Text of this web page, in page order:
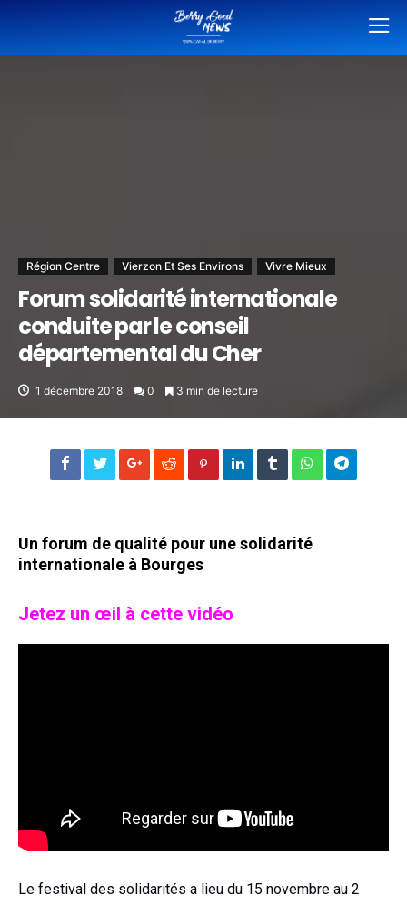
Région Centre Vierzon Et Ses Environs Vivre Mieux
Forum solidarité internationale
conduite par le conseil
départemental du Cher
1 décembre 2018 0 3 min de lecture
Un forum de qualité pour une solidarité
internationale à Bourges
Jetez un œil à cette vidéo
Le festival des solidarités a lieu du 15 novembre au 2